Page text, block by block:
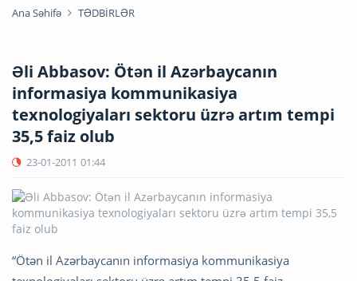
Ana Səhifə TƏDBİRLƏR
Əli Abbasov: Ötən il Azərbaycanın
informasiya kommunikasiya
texnologiyaları sektoru üzrə artım tempi
35,5 faiz olub
23-01-2011 01:44
“Ötən il Azərbaycanın informasiya kommunikasiya